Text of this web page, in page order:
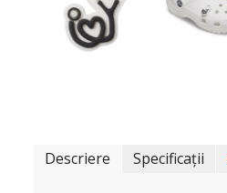
Descriere Specificații